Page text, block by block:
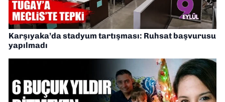
Karşıyaka’da stadyum tartışması: Ruhsat başvurusu
yapılmadı